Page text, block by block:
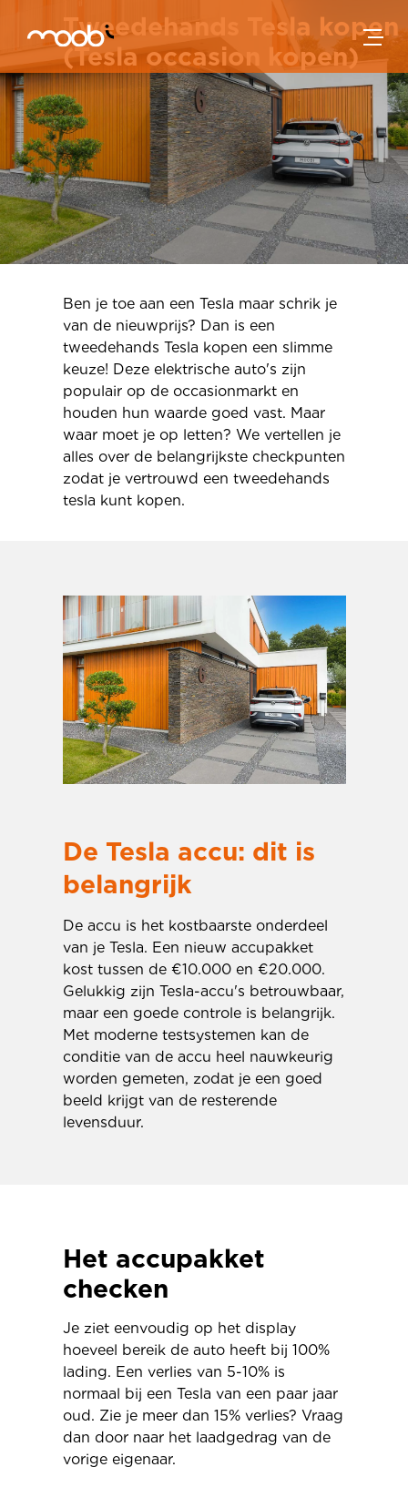
Tweedehands Tesla kopen
(Tesla occasion kopen)
Ben je toe aan een Tesla maar schrik je
van de nieuwprijs? Dan is een
tweedehands Tesla kopen een slimme
keuze! Deze elektrische auto's zijn
populair op de occasionmarkt en
houden hun waarde goed vast. Maar
waar moet je op letten? We vertellen je
alles over de belangrijkste checkpunten
zodat je vertrouwd een tweedehands
tesla kunt kopen.
De Tesla accu: dit is
belangrijk
De accu is het kostbaarste onderdeel
van je Tesla. Een nieuw accupakket
kost tussen de €10.000 en €20.000.
Gelukkig zijn Tesla-accu's betrouwbaar,
maar een goede controle is belangrijk.
Met moderne testsystemen kan de
conditie van de accu heel nauwkeurig
worden gemeten, zodat je een goed
beeld krijgt van de resterende
levensduur.
Het accupakket
checken
Je ziet eenvoudig op het display
hoeveel bereik de auto heeft bij 100%
lading. Een verlies van 5-10% is
normaal bij een Tesla van een paar jaar
oud. Zie je meer dan 15% verlies? Vraag
dan door naar het laadgedrag van de
vorige eigenaar.